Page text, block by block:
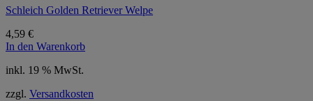
Schleich Golden Retriever Welpe
4,59 €
In den Warenkorb
inkl. 19 % MwSt.
zzgl. Versandkosten